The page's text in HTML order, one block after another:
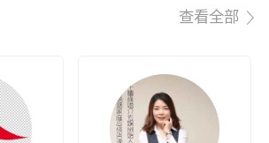
查看全部